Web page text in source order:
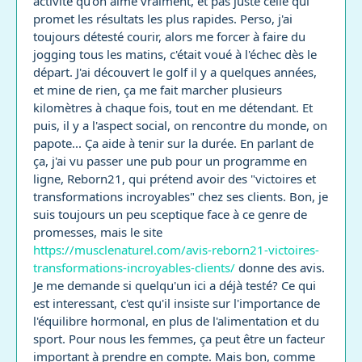
promet les résultats les plus rapides. Perso, j'ai
toujours détesté courir, alors me forcer à faire du
jogging tous les matins, c'était voué à l'échec dès le
départ. J'ai découvert le golf il y a quelques années,
et mine de rien, ça me fait marcher plusieurs
kilomètres à chaque fois, tout en me détendant. Et
puis, il y a l'aspect social, on rencontre du monde, on
papote... Ça aide à tenir sur la durée. En parlant de
ça, j'ai vu passer une pub pour un programme en
ligne, Reborn21, qui prétend avoir des "victoires et
transformations incroyables" chez ses clients. Bon, je
suis toujours un peu sceptique face à ce genre de
promesses, mais le site
https://musclenaturel.com/avis-reborn21-victoires-
transformations-incroyables-clients/ donne des avis.
Je me demande si quelqu'un ici a déjà testé? Ce qui
est interessant, c'est qu'il insiste sur l'importance de
l'équilibre hormonal, en plus de l'alimentation et du
sport. Pour nous les femmes, ça peut être un facteur
important à prendre en compte. Mais bon, comme